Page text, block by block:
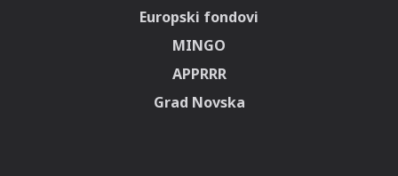
Europski fondovi
MINGO
APPRRR
Grad Novska